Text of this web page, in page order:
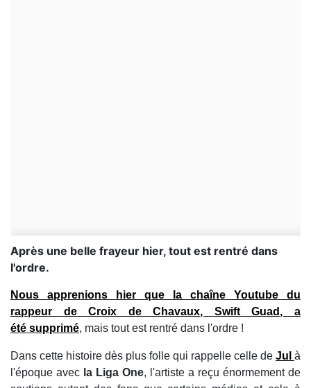
Après une belle frayeur hier, tout est rentré dans
l'ordre.
Nous apprenions hier que la chaîne Youtube du
rappeur deCroix de Chavaux, Swift Guad , a
été supprimé, mais tout est rentré dans l'ordre !
Dans cette histoire dès plus folle qui rappelle celle de Jul à
l'époque avec la Liga One, l'artiste a reçu énormement de